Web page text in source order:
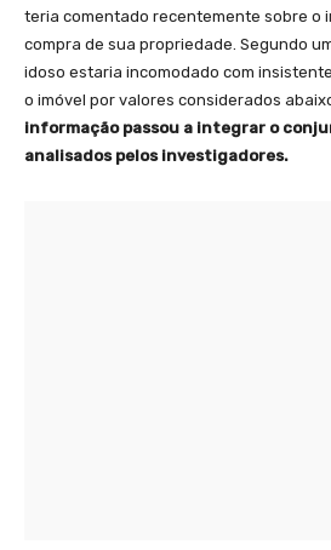
teria comentado recentemente sobre o
compra de sua propriedade. Segundo
idoso estaria incomodado com
o imóvel por valores considerados
informação passou a integrar o
analisados pelos investigadores.